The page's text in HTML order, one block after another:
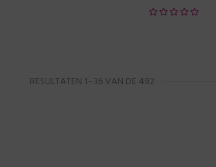
RESULTATEN 1–36 VAN DE 492